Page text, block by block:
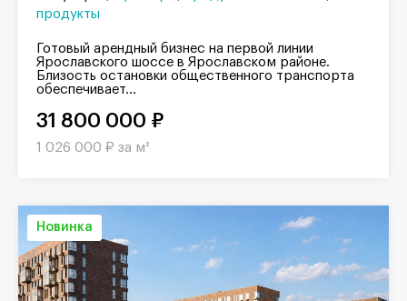
продукты
Готовый арендный бизнес на первой линии
Ярославского шоссе в Ярославском районе.
Близость остановки общественного транспорта
обеспечивает...
31 800 000 ₽
1 026 000 ₽ за м²
Новинка